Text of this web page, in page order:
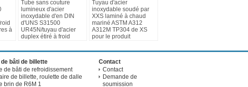
à
Tube sans couture
lumineux d'acier
inoxydable d'en DIN
d'UNS S31500
UR45N/tuyau d'acier
duplex étiré à froid
Tuyau d'acier
inoxydable soudé par
XXS laminé à chaud
mariné ASTM A312
A312M TP304 de XS
pour le produit
bâti de billette
de bâti de refroidissement
de billette, roulette de dalle
brin de R6M 1
Contact
Contact
Demande de
soumission